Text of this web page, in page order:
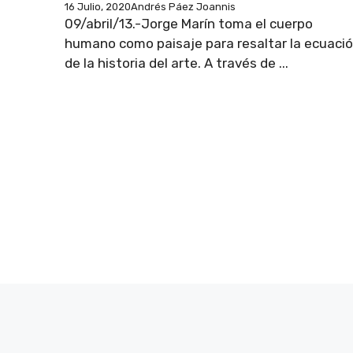
16 Julio, 2020Andrés Páez Joannis
09/abril/13.-Jorge Marín toma el cuerpo
humano como paisaje para resaltar la
de la historia del arte. A través de ...